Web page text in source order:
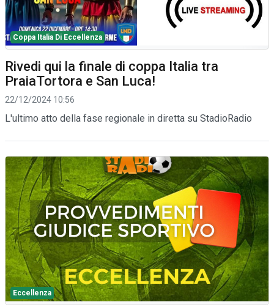
Coppa Italia Di Eccellenza
Rivedi qui la finale di coppa Italia tra
PraiaTortora e San Luca!
22/12/2024 10:56
L'ultimo atto della fase regionale in diretta su StadioRadio
Eccellenza